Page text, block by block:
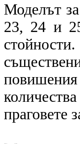
Моделът
23, 24 и
праговете